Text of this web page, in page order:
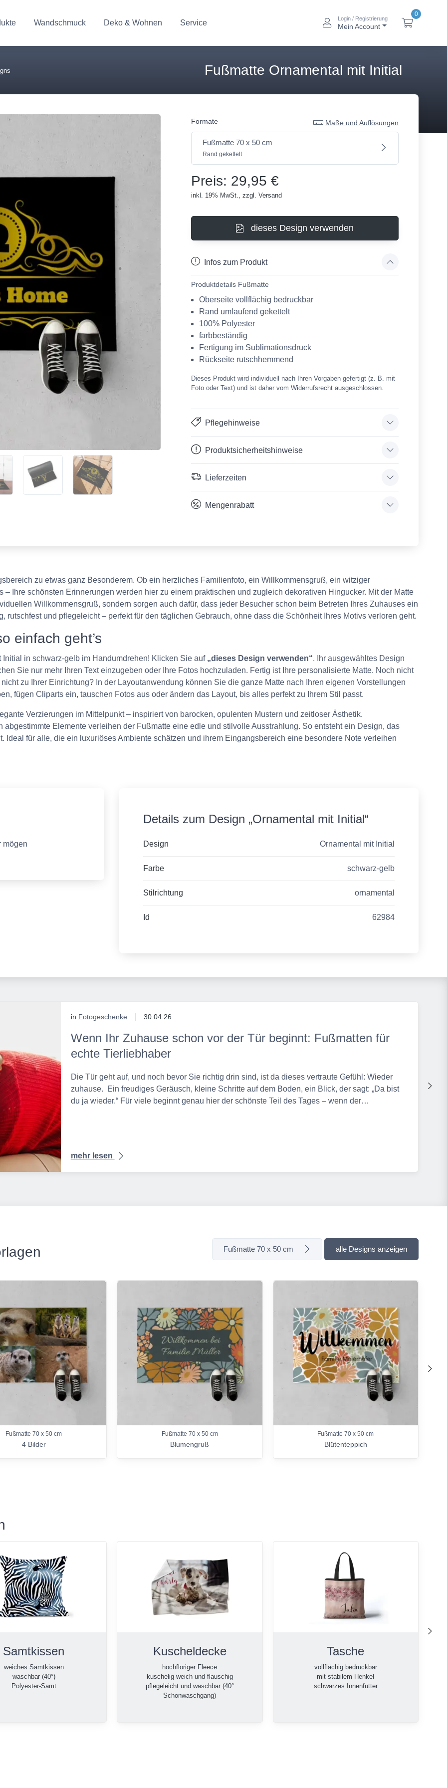
btn_account_alt
Login / Registrierung
Mein Account
0
Wandschmuck Deko & Wohnen Service
Fußmatte Ornamental mit Initial
Formate Maße und Auflösungen
Fußmatte 70 x 50 cm
Rand gekettelt
Preis: 29,95 €
inkl. 19% MwSt., zzgl. Versand
dieses Design verwenden
Infos zum Produkt
Produktdetails Fußmatte
Oberseite vollflächig bedruckbar
Rand umlaufend gekettelt
100% Polyester
farbbeständig
Fertigung im Sublimationsdruck
Rückseite rutschhemmend
Dieses Produkt wird individuell nach Ihren Vorgaben gefertigt (z. B. mit
Foto oder Text) und ist daher vom Widerrufsrecht ausgeschlossen.
Pflegehinweise
Produktsicherheitshinweise
Lieferzeiten
Mengenrabatt
zu etwas ganz Besonderem. Ob ein herzliches Familienfoto, ein Willkommensgruß, ein witziger
Ihre schönsten Erinnerungen werden hier zu einem praktischen und zugleich dekorativen Hingucker. Mit der Matte
Willkommensgruß, sondern sorgen auch dafür, dass jeder Besucher schon beim Betreten Ihres Zuhauses ein
rutschfest und pflegeleicht – perfekt für den täglichen Gebrauch, ohne dass die Schönheit Ihres Motivs verloren geht.
einfach geht’s
in schwarz-gelb im Handumdrehen! Klicken Sie auf „dieses Design verwenden“. Ihr ausgewähltes Design
Sie nur mehr Ihren Text einzugeben oder Ihre Fotos hochzuladen. Fertig ist Ihre personalisierte Matte. Noch nicht
zu Ihrer Einrichtung? In der Layoutanwendung können Sie die ganze Matte nach Ihren eigenen Vorstellungen
fügen Cliparts ein, tauschen Fotos aus oder ändern das Layout, bis alles perfekt zu Ihrem Stil passt.
Verzierungen im Mittelpunkt – inspiriert von barocken, opulenten Mustern und zeitloser Ästhetik.
Elemente verleihen der Fußmatte eine edle und stilvolle Ausstrahlung. So entsteht ein Design, das
Ideal für alle, die ein luxuriöses Ambiente schätzen und ihrem Eingangsbereich eine besondere Note verleihen
mögen
Details zum Design „Ornamental mit Initial“
Design Ornamental mit Initial
Farbe schwarz-gelb
Stilrichtung ornamental
Id 62984
in Fotogeschenke 30.04.26
Wenn Ihr Zuhause schon vor der Tür beginnt: Fußmatten für
echte Tierliebhaber
Die Tür geht auf, und noch bevor Sie richtig drin sind, ist da dieses vertraute Gefühl: Wieder
zuhause. Ein freudiges Geräusch, kleine Schritte auf dem Boden, ein Blick, der sagt: „Da bist
du ja wieder.“ Für viele beginnt genau hier der schönste Teil des Tages – wenn der…
mehr lesen
Fußmatte 70 x 50 cm alle Designs anzeigen
Fußmatte 70 x 50 cm
4 Bilder
Fußmatte 70 x 50 cm
Blumengruß
Fußmatte 70 x 50 cm
Blütenteppich
Samtkissen
weiches Samtkissen
waschbar (40°)
Polyester-Samt
Kuscheldecke
hochfloriger Fleece
kuschelig weich und flauschig
pflegeleicht und waschbar (40°
Schonwaschgang)
Tasche
vollflächig bedruckbar
mit stabilem Henkel
schwarzes Innenfutter